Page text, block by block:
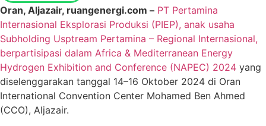
Oran, Aljazair, ruangenergi.com – PT Pertamina
Internasional Eksplorasi Produksi (PIEP), anak usaha
Subholding Usptream Pertamina – Regional Internasional,
berpartisipasi dalam Africa & Mediterranean Energy
Hydrogen Exhibition and Conference (NAPEC) 2024 yang
diselenggarakan tanggal 14–16 Oktober 2024 di Oran
International Convention Center Mohamed Ben Ahmed
(CCO), Aljazair.